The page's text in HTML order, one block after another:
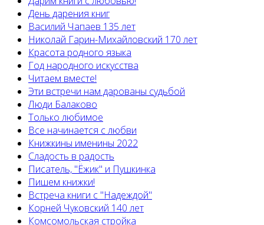
День дарения книг
Василий Чапаев 135 лет
Николай Гарин-Михайловский 170 лет
Красота родного языка
Год народного искусства
Читаем вместе!
Эти встречи нам дарованы судьбой
Люди Балаково
Только любимое
Все начинается с любви
Книжкины именины 2022
Сладость в радость
Писатель, "Ёжик" и Пушкинка
Пишем книжки!
Встреча книги с "Надеждой"
Корней Чуковский 140 лет
Комсомольская стройка